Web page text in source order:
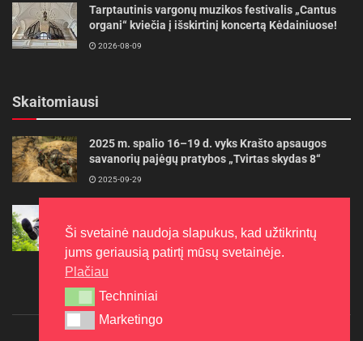
Tarptautinis vargonų muzikos festivalis „Cantus
organi“ kviečia į išskirtinį koncertą Kėdainiuose!
2026-08-09
Skaitomiausi
2025 m. spalio 16–19 d. vyks Krašto apsaugos
savanorių pajėgų pratybos „Tvirtas skydas 8“
2025-09-29
ilgiau
2022-06-27
Ši svetainė naudoja slapukus, kad užtikrintų
jums geriausią patirtį mūsų svetainėje.
Plačiau
Techniniai
Techniniai
Marketingo
Marketingo